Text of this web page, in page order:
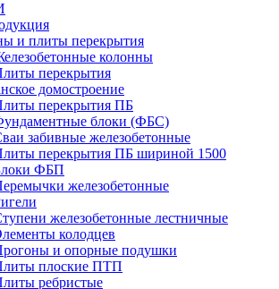
и плиты перекрытия
колонны
перекрытия
домостроение
перекрытия ПБ
блоки (ФБС)
забивные железобетонные
перекрытия ПБ шириной 1500
ФБП
железобетонные
железобетонные лестничные
колодцев
и опорные подушки
плоские ПТП
ребристые